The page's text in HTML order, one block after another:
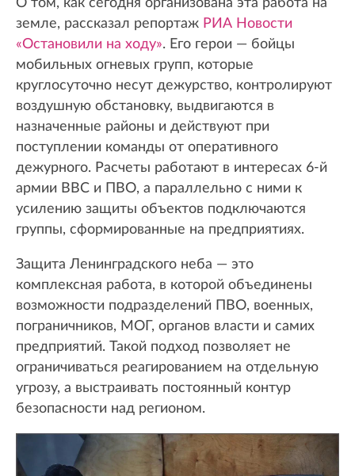
О том, как сегодня организована эта работа на
земле, рассказал репортаж РИА Новости
«Остановили на ходу». Его герои — бойцы
мобильных огневых групп, которые
круглосуточно несут дежурство, контролируют
воздушную обстановку, выдвигаются в
назначенные районы и действуют при
поступлении команды от оперативного
дежурного. Расчеты работают в интересах 6-й
армии ВВС и ПВО, а параллельно с ними к
усилению защиты объектов подключаются
группы, сформированные на предприятиях.
Защита Ленинградского неба — это
комплексная работа, в которой объединены
возможности подразделений ПВО, военных,
пограничников, МОГ, органов власти и самих
предприятий. Такой подход позволяет не
ограничиваться реагированием на отдельную
угрозу, а выстраивать постоянный контур
безопасности над регионом.